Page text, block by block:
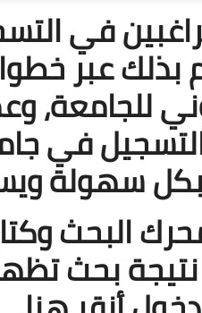
في
بذلك عبر
للجامعة،
في
بكل سهولة
البحث
بحث